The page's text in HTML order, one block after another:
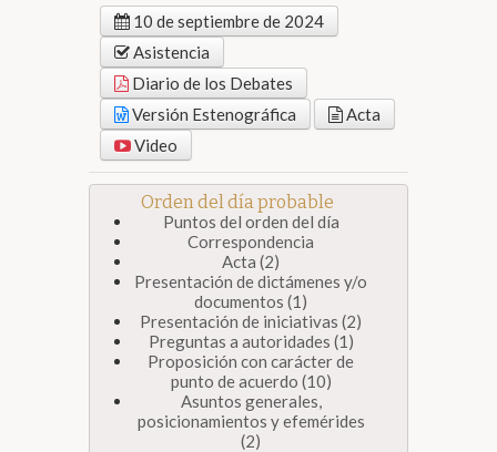
10 de septiembre de 2024
Asistencia
Diario de los Debates
Versión Estenográfica
Acta
Video
Orden del día probable
Puntos del orden del día
Correspondencia
Acta (2)
Presentación de dictámenes y/o
documentos (1)
Presentación de iniciativas (2)
Preguntas a autoridades (1)
Proposición con carácter de
punto de acuerdo (10)
Asuntos generales,
posicionamientos y efemérides
(2)